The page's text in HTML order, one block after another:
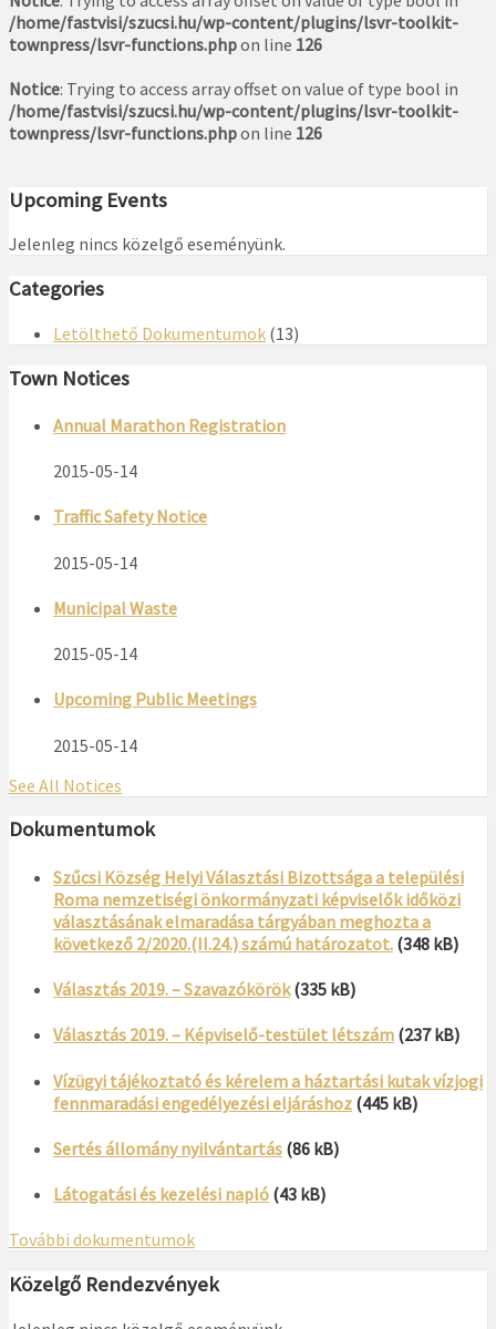
/home/fastvisi/szucsi.hu/wp-content/plugins/lsvr-toolkit-
townpress/lsvr-functions.phpon line 126
Notice: Trying to access array offset on value of type bool in
/home/fastvisi/szucsi.hu/wp-content/plugins/lsvr-toolkit-
townpress/lsvr-functions.phpon line 126
Upcoming Events
Jelenleg nincs közelgő eseményünk.
Categories
Letölthető Dokumentumok (13)
Town Notices
Annual Marathon Registration
2015-05-14
Traffic Safety Notice
2015-05-14
Municipal Waste
2015-05-14
Upcoming Public Meetings
2015-05-14
See All Notices
Dokumentumok
Szűcsi Község Helyi Választási Bizottsága a települési
Roma nemzetiségi önkormányzati képviselők időközi
választásának elmaradása tárgyában meghozta a
következő 2/2020.(II.24.) számú határozatot. (348 kB)
Választás 2019. – Szavazókörök (335 kB)
Választás 2019. – Képviselő-testület létszám (237 kB)
Vízügyi tájékoztató és kérelem a háztartási kutak vízjogi
fennmaradási engedélyezési eljáráshoz (445 kB)
Sertés állomány nyilvántartás (86 kB)
Látogatási és kezelési napló (43 kB)
További dokumentumok
Közelgő Rendezvények